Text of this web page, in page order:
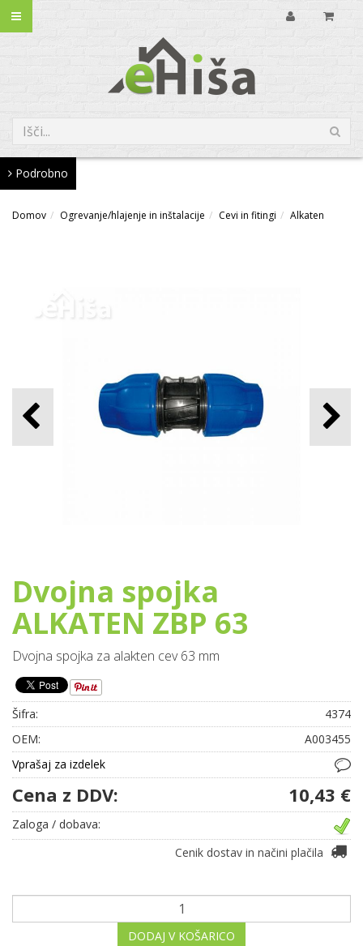
Podrobno
Domov Ogrevanje/hlajenje in inštalacije Cevi in fitingi Alkaten
Dvojna spojka
ALKATEN ZBP 63
Dvojna spojka za alakten cev 63 mm
Šifra:
4374
OEM:
A003455
Vprašaj za izdelek
Cena z DDV: 10,43 €
Zaloga / dobava:
Cenik dostav in načini plačila
DODAJ V KOŠARICO